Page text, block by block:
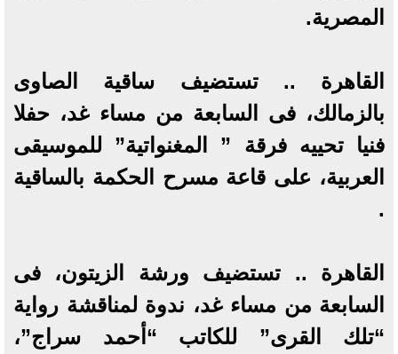
المصرية.
القاهرة .. تستضيف ساقية الصاوى
بالزمالك، فى السابعة من مساء غد، حفلا
فنيا تحييه فرقة ” المغنواتية” للموسيقى
العربية، على قاعة مسرح الحكمة بالساقية
.
القاهرة .. تستضيف ورشة الزيتون، فى
السابعة من مساء غد، ندوة لمناقشة رواية
“تلك القرى” للكاتب “أحمد سراج”،